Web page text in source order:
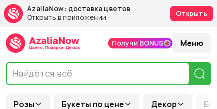
AzaliaNow: доставка цветов
Открыть в приложении
Открыть
Розы Букеты по цене Декор
Получи BONUS Меню